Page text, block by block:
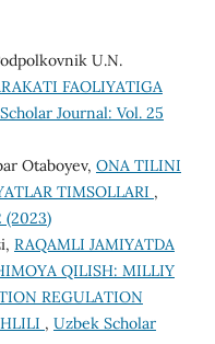
U.N.
FAOLIYATIGA
Journal: Vol. 25
Otaboyev, ONA TILINI
TIMSOLLARI ,
(2023)
RAQAMLI JAMIYATDA
QILISH: MILLIY
REGULATION
, Uzbek Scholar